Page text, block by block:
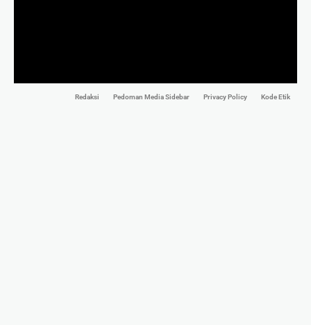
Redaksi Pedoman Media Sidebar Privacy Policy Kode Etik